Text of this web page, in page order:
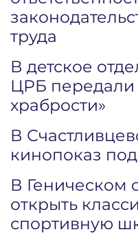
труда
В детское
ЦРБ передали
храбрости»
В
кинопоказ
В Геническом
открыть
спортивную